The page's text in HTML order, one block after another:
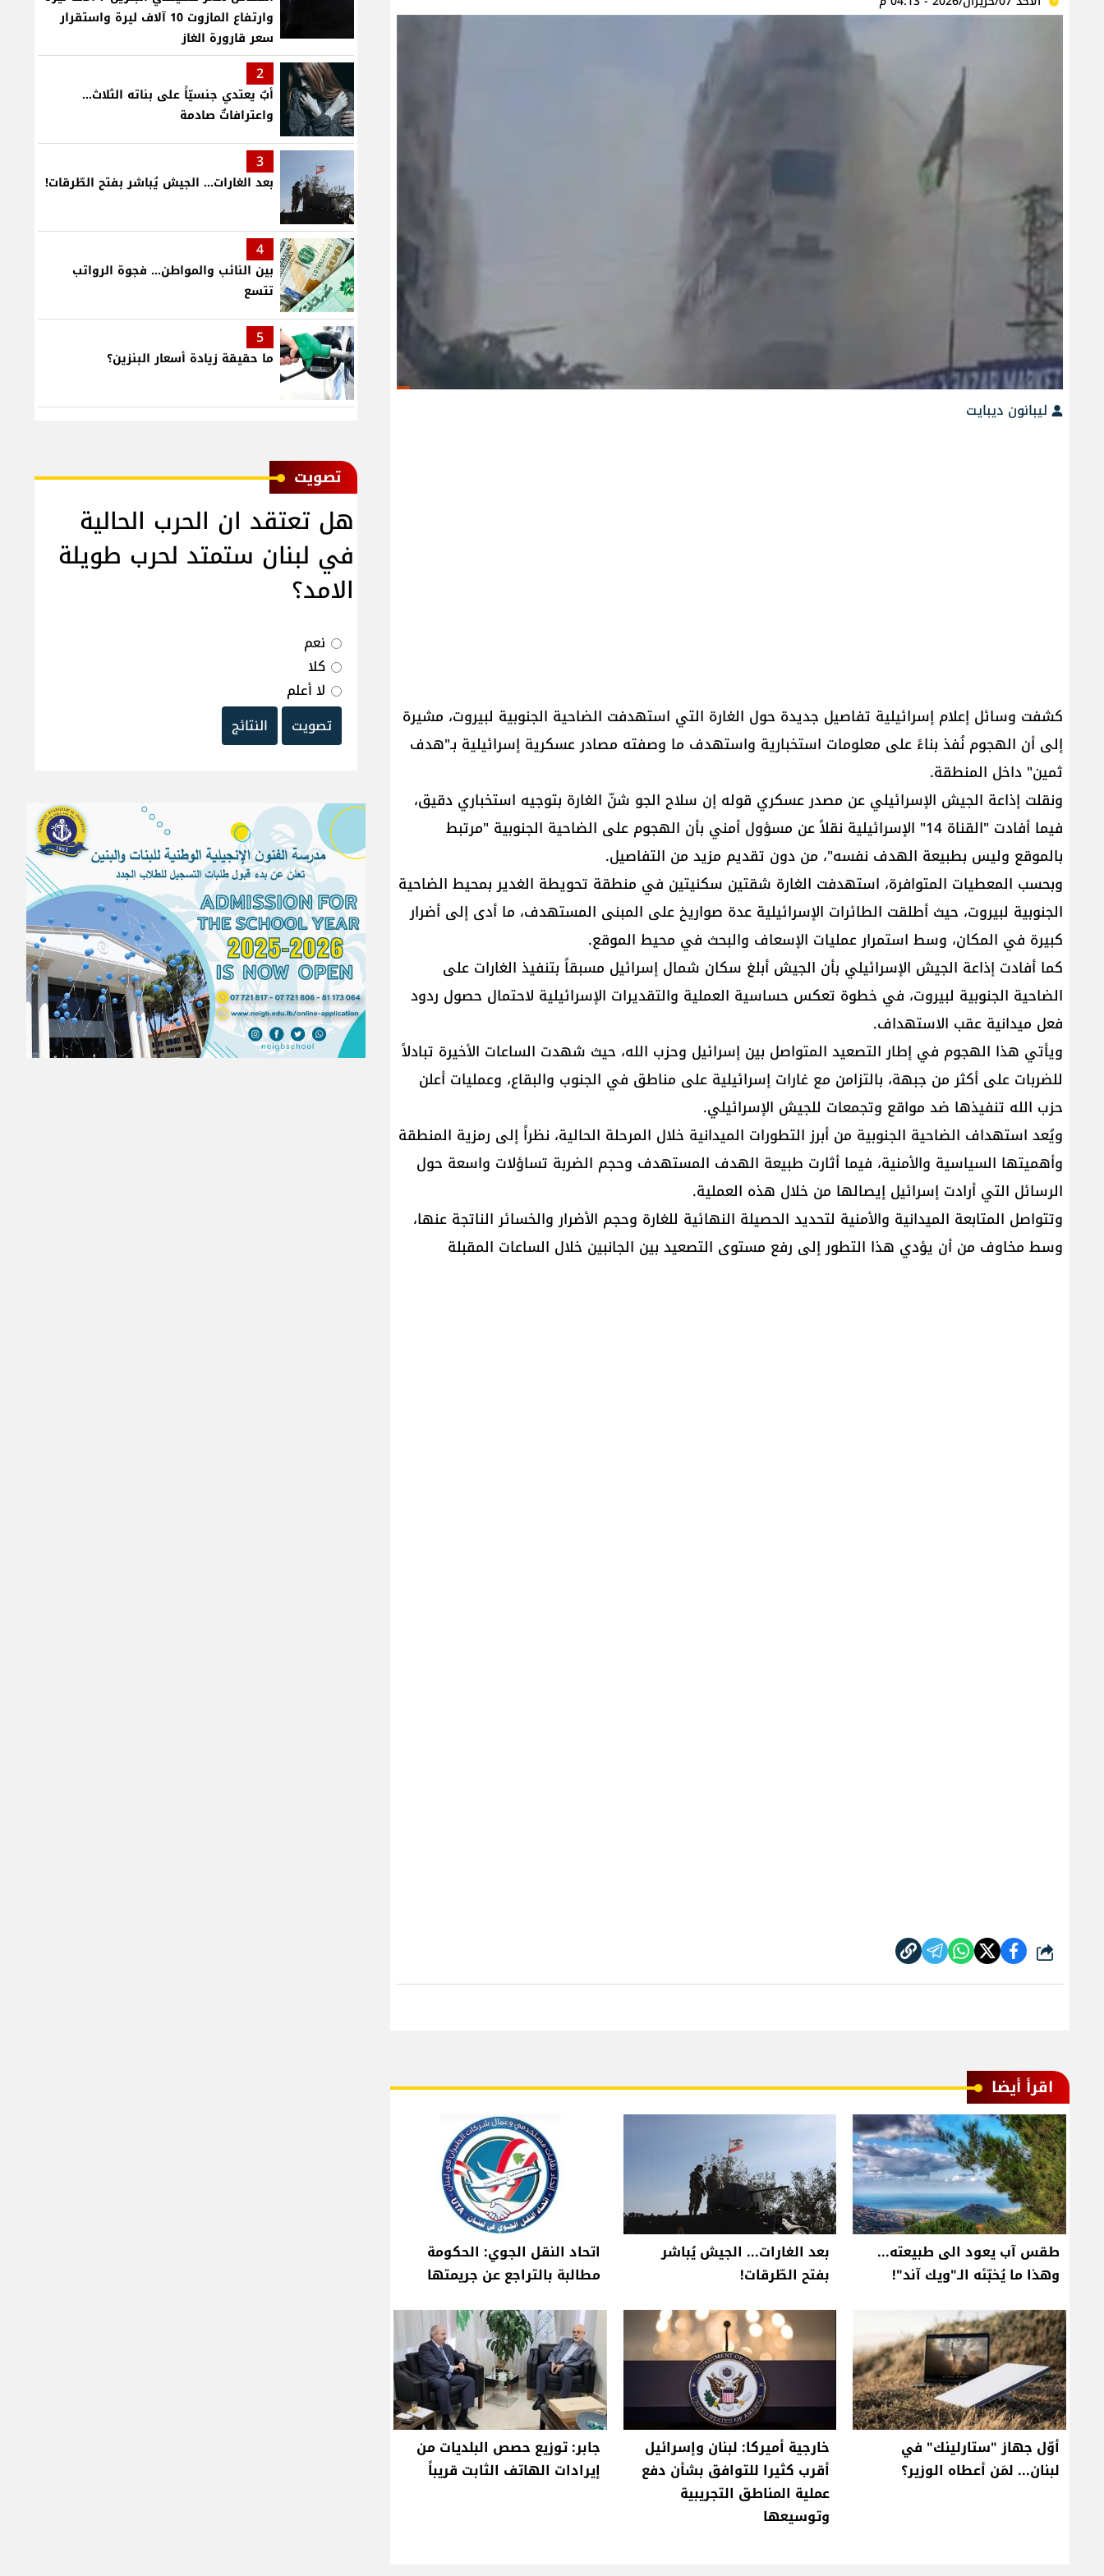
ليبانون ديبايت
كشفت وسائل إعلام إسرائيلية تفاصيل جديدة حول الغارة التي استهدفت الضاحية الجنوبية لبيروت، مشيرة
إلى أن الهجوم نُفذ بناءً على معلومات استخبارية واستهدف ما وصفته مصادر عسكرية إسرائيلية بـ"هدف
ثمين" داخل المنطقة.
ونقلت إذاعة الجيش الإسرائيلي عن مصدر عسكري قوله إن سلاح الجو شنّ الغارة بتوجيه استخباري دقيق،
فيما أفادت "القناة 14" الإسرائيلية نقلاً عن مسؤول أمني بأن الهجوم على الضاحية الجنوبية "مرتبط
بالموقع وليس بطبيعة الهدف نفسه"، من دون تقديم مزيد من التفاصيل.
وبحسب المعطيات المتوافرة، استهدفت الغارة شقتين سكنيتين في منطقة تحويطة الغدير بمحيط الضاحية
الجنوبية لبيروت، حيث أطلقت الطائرات الإسرائيلية عدة صواريخ على المبنى المستهدف، ما أدى إلى أضرار
كبيرة في المكان، وسط استمرار عمليات الإسعاف والبحث في محيط الموقع.
كما أفادت إذاعة الجيش الإسرائيلي بأن الجيش أبلغ سكان شمال إسرائيل مسبقاً بتنفيذ الغارات على
الضاحية الجنوبية لبيروت، في خطوة تعكس حساسية العملية والتقديرات الإسرائيلية لاحتمال حصول ردود
فعل ميدانية عقب الاستهداف.
ويأتي هذا الهجوم في إطار التصعيد المتواصل بين إسرائيل وحزب الله، حيث شهدت الساعات الأخيرة تبادلاً
للضربات على أكثر من جبهة، بالتزامن مع غارات إسرائيلية على مناطق في الجنوب والبقاع، وعمليات أعلن
حزب الله تنفيذها ضد مواقع وتجمعات للجيش الإسرائيلي.
ويُعد استهداف الضاحية الجنوبية من أبرز التطورات الميدانية خلال المرحلة الحالية، نظراً إلى رمزية المنطقة
وأهميتها السياسية والأمنية، فيما أثارت طبيعة الهدف المستهدف وحجم الضربة تساؤلات واسعة حول
الرسائل التي أرادت إسرائيل إيصالها من خلال هذه العملية.
وتتواصل المتابعة الميدانية والأمنية لتحديد الحصيلة النهائية للغارة وحجم الأضرار والخسائر الناتجة عنها،
وسط مخاوف من أن يؤدي هذا التطور إلى رفع مستوى التصعيد بين الجانبين خلال الساعات المقبلة
شارك
اقرأ أيضا
طقس آب يعود الى طبيعته...
وهذا ما يُخبّئه الـ"ويك آند"!
بعد الغارات... الجيش يُباشر
بفتح الطّرقات!
اتحاد النقل الجوي: الحكومة
مطالبة بالتراجع عن جريمتها
أوّل جهاز "ستارلينك" في
لبنان... لمَن أعطاه الوزير؟
خارجية أميركا: لبنان وإسرائيل
أقرب كثيرا للتوافق بشأن دفع
عملية المناطق التجريبية
وتوسيعها
جابر: توزيع حصص البلديات من
إيرادات الهاتف الثابت قريباً
وارتفاع المازوت 10 آلاف ليرة واستقرار
سعر قارورة الغاز
2
أبٌ يعتدي جنسيّاً على بناته الثلاث…
واعترافاتٌ صادمة
3
بعد الغارات... الجيش يُباشر بفتح الطّرقات!
4
بين النائب والمواطن... فجوة الرواتب
تتسع
5
ما حقيقة زيادة أسعار البنزين؟
ﺗﺼﻮﻳﺖ
هل تعتقد ان الحرب الحالية
في لبنان ستمتد لحرب طويلة
الامد؟
نعم
كلا
لا أعلم
تصويت
النتائج